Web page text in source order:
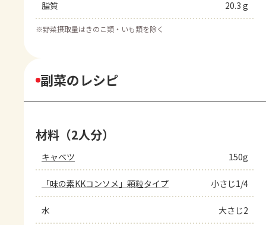
脂質 20.3 g
※野菜摂取量はきのこ類・いも類を除く
副菜のレシピ
材料（2人分）
キャベツ 150g
「味の素KKコンソメ」顆粒タイプ 小さじ1/4
水 大さじ2